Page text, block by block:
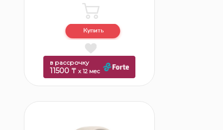
в рассрочку
11500 ₸ x 12 мес